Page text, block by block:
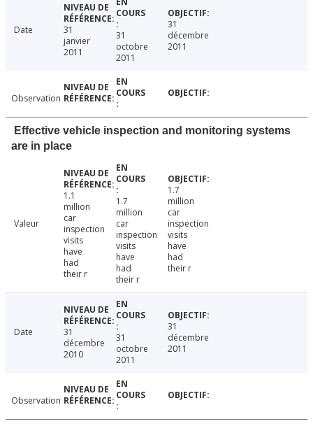
Date
31
janvier
2011
31
octobre
2011
31
décembre
2011
Observation
Effective vehicle inspection and monitoring systems
are in place
Valeur
1.1
million
car
inspection
visits
have
had
their r
1.7
million
car
inspection
visits
have
had
their r
1.7
million
car
inspection
visits
have
had
their r
Date
31
décembre
2010
31
octobre
2011
31
décembre
2011
Observation